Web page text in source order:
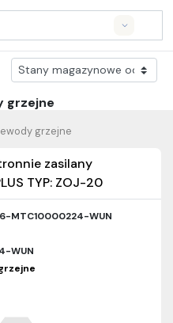
Search
grzejne
grzejne
zasilany
TYP: ZOJ-20
MTC10000224-WUN
WUN